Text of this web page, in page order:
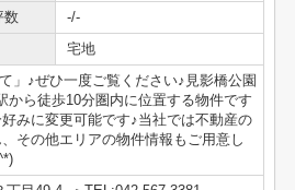
数
-/-
宅地
」♪ぜひ一度ご覧ください♪見影橋公園
ら徒歩10分圏内に位置する物件です
みに変更可能です♪当社では不動産の
その他エリアの物件情報もご用意し